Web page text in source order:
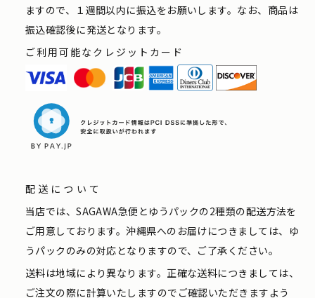
ますので、１週間以内に振込をお願いします。なお、商品は
振込確認後に発送となります。
ご利用可能なクレジットカード
配送について
当店では、SAGAWA急便とゆうパックの2種類の配送方法を
ご用意しております。沖縄県へのお届けにつきましては、ゆ
うパックのみの対応となりますので、ご了承ください。
送料は地域により異なります。正確な送料につきましては、
ご注文の際に計算いたしますのでご確認いただきますよう